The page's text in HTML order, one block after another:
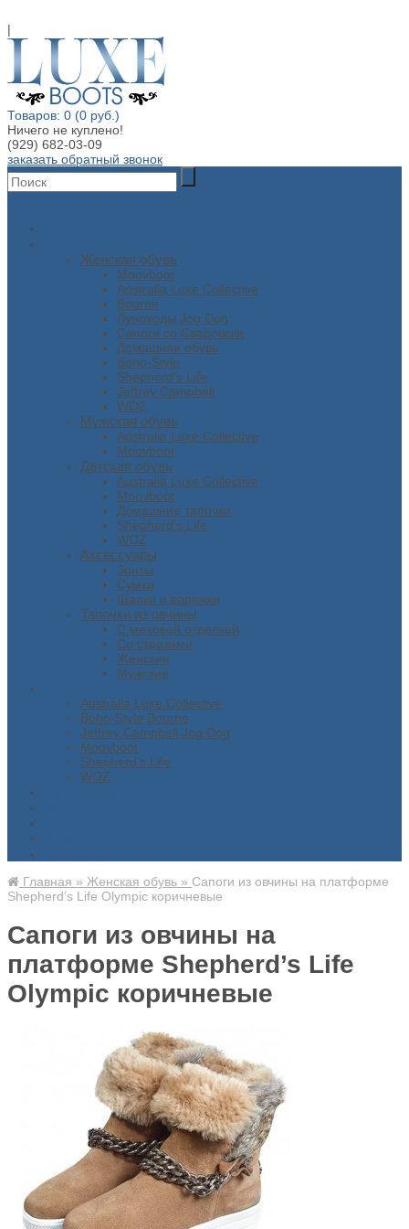
|
Товаров: 0 (0 руб.)
Ничего не куплено!
(929) 682-03-09
заказать обратный звонок
Женская обувь
Moovboot
Australia Luxe Collective
Bourne
Луноходы Jog Dog
Сапоги со Сваровски
Домашняя обувь
Boho-Style
Shepherd's Life
Jeffrey Campbell
WOZ
Мужская обувь
Australia Luxe Collective
Moovboot
Детская обувь
Australia Luxe Collective
Moovboot
Домашние тапочки
Shepherd's Life
WOZ
Аксессуары
Зонты
Сумки
Шапки и варежки
Тапочки из овчины
С меховой отделкой
Со стразами
Женские
Мужские
Australia Luxe Collective
Boho-Style Bourne
Jeffrey Campbell Jog Dog
Moovboot
Shepherd’s Life
WOZ
Главная » Женская обувь » Сапоги из овчины на платформе
Shepherd’s Life Olympic коричневые
Сапоги из овчины на
платформе Shepherd’s Life
Olympic коричневые